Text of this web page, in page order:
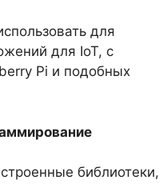
для
для IoT, с
Pi и подобных
библиотеки,